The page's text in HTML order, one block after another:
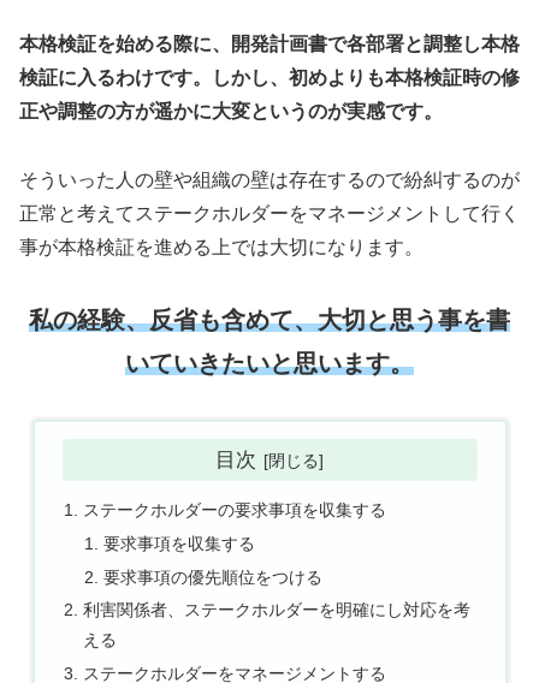
本格検証を始める際に、開発計画書で各部署と調整し本格
検証に入るわけです。しかし、初めよりも本格検証時の修
正や調整の方が遥かに大変というのが実感です。
そういった人の壁や組織の壁は存在するので紛糾するのが
正常と考えてステークホルダーをマネージメントして行く
事が本格検証を進める上では大切になります。
私の経験、反省も含めて、大切と思う事を書
いていきたいと思います。
目次
ステークホルダーの要求事項を収集する
要求事項を収集する
要求事項の優先順位をつける
利害関係者、ステークホルダーを明確にし対応を考
える
ステークホルダーをマネージメントする